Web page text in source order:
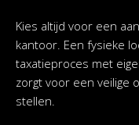
Kies altijd voor een
kantoor. Een fysieke
taxatieproces met
zorgt voor een veilige
stellen.